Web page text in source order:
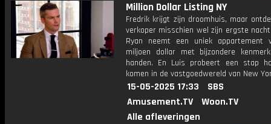
Million Dollar Listing NY
Fredrik krijgt zijn droomhuis, maar
verkoper misschien wel zijn ergste
Ryan neemt een uniek appartement
miljoen dollar met bijzondere
handen. En Luis probeert een stap
komen in de vastgoedwereld van New
15-05-2025 17:33
SBS
Amusement.TV
Woon.TV
Alle afleveringen